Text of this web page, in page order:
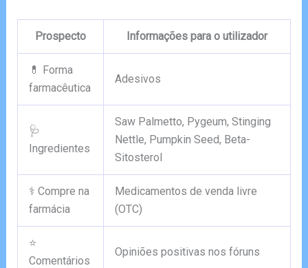
Prospecto Informações para o utilizador
💊 Forma
farmacêutica
Adesivos
🩺
Ingredientes
Saw Palmetto, Pygeum, Stinging
Nettle, Pumpkin Seed, Beta-
Sitosterol
⚕️ Compre na
farmácia
Medicamentos de venda livre
(OTC)
⭐
Comentários
Opiniões positivas nos fóruns